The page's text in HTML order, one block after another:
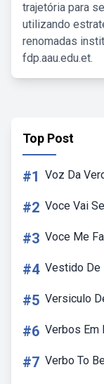
trajetória para
utilizando
renomadas
fdp.aau.edu.et.
Top Post
#1 Voz Da
#2 Voce Vai
#3 Voce Me
#4 Vestido De
#5 Versiculo
#6 Verbos Em
#7 Verbo To